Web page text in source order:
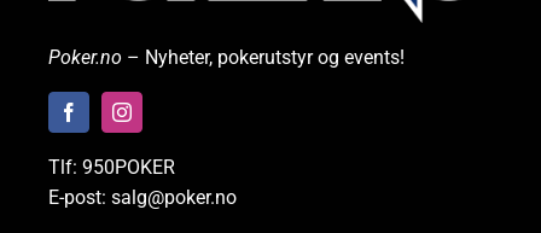
Poker.no – Nyheter, pokerutstyr og events!
Tlf: 950POKER
E-post: salg@poker.no